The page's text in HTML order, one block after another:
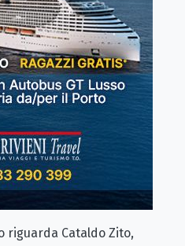
riguarda Cataldo Zito,